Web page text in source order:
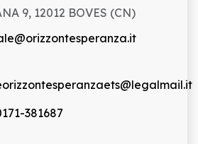
9, 12012 BOVES (CN)
381687